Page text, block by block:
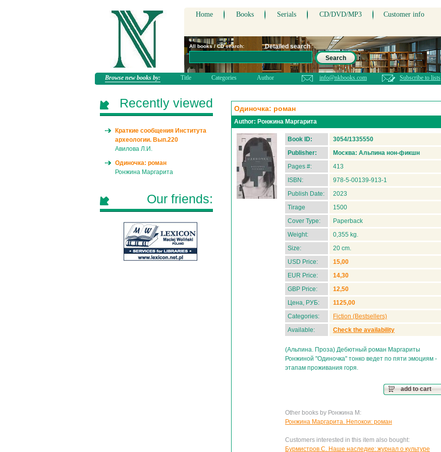
Home Books Serials CD/DVD/MP3 Customer info
All books / CD search:
Detailed search
Search
Browse new books by: Title Categories Author info@nkbooks.com Subscribe to lists
Одиночка: роман
Author: Ронжина Маргарита
Book ID:
3054/1335550
Publisher:
Москва: Альпина нон-фикшн
Pages #:
413
ISBN:
978-5-00139-913-1
Publish Date:
2023
Tirage
1500
Cover Type:
Paperback
Weight:
0,355 kg.
Size:
20 cm.
USD Price:
15,00
EUR Price:
14,30
GBP Price:
12,50
Цена, РУБ:
1125,00
Categories:
Fiction (Bestsellers)
Available:
Check the availability
(Альпина. Проза) Дебютный роман Маргариты
Ронжиной "Одиночка" тонко ведет по пяти эмоциям -
этапам проживания горя.
add to cart
Other books by Ронжина М:
Ронжина Маргарита. Непокои: роман
Customers interested in this item also bought:
Бурмистров С. Наше наследие: журнал о культуре
Recently viewed
Краткие сообщения Института
археологии. Вып.220
Авилова Л.И.
Одиночка: роман
Ронжина Маргарита
Our friends: